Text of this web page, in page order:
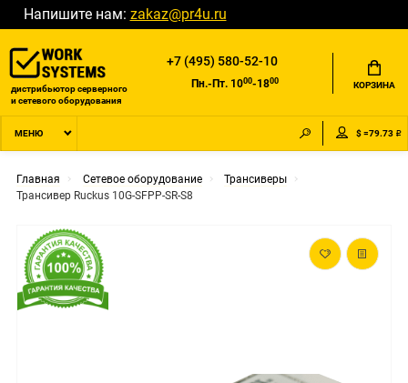
Напишите нам: zakaz@pr4u.ru
дистрибьютор серверного
и сетевого оборудования
+7 (495) 580-52-10
Пн.-Пт. 1000-1800 КОРЗИНА
МЕНЮ $ =79.73 ₽
Главная Сетевое оборудование
Трансиверы
Трансивер Ruckus 10G-SFPP-SR-S8